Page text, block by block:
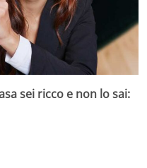
sei ricco e non lo sai: